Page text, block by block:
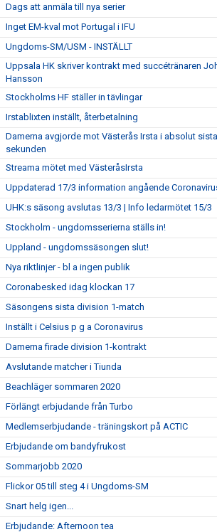
Dags att anmäla till nya serier
Inget EM-kval mot Portugal i IFU
Ungdoms-SM/USM - INSTÄLLT
Uppsala HK skriver kontrakt med succétränaren
Hansson
Stockholms HF ställer in tävlingar
Irstablixten inställt, återbetalning
Damerna avgjorde mot Västerås Irsta i absolut sista
sekunden
Streama mötet med VästeråsIrsta
Uppdaterad 17/3 information angående
UHK:s säsong avslutas 13/3 | Info ledarmötet 15/3
Stockholm - ungdomsserierna ställs in!
Uppland - ungdomssäsongen slut!
Nya riktlinjer - bl a ingen publik
Coronabesked idag klockan 17
Säsongens sista division 1-match
Inställt i Celsius p g a Coronavirus
Damerna firade division 1-kontrakt
Avslutande matcher i Tiunda
Beachläger sommaren 2020
Förlängt erbjudande från Turbo
Medlemserbjudande - träningskort på ACTIC
Erbjudande om bandyfrukost
Sommarjobb 2020
Flickor 05 till steg 4 i Ungdoms-SM
Snart helg igen...
Erbjudande: Afternoon tea